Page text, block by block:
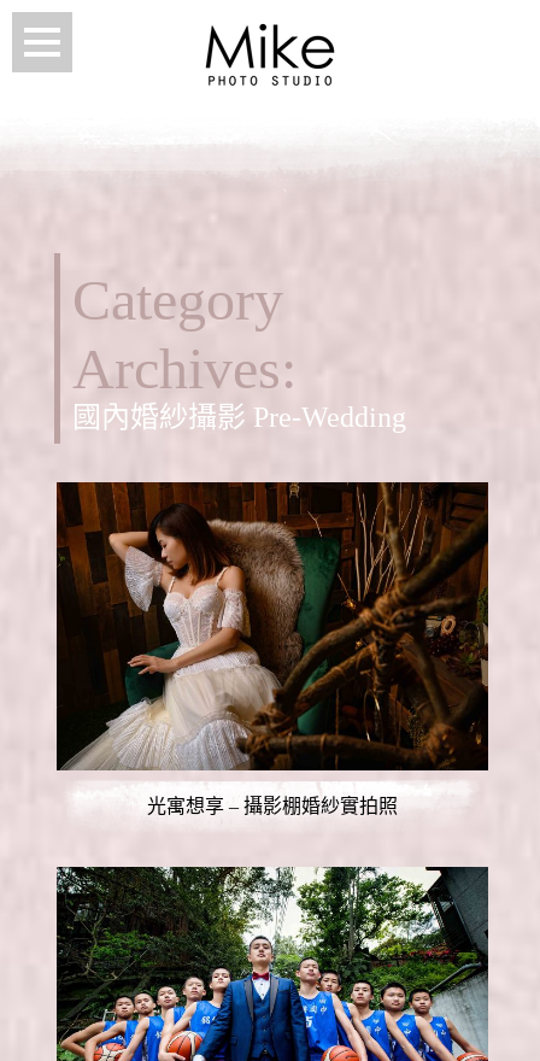
Category
Archives:
國內婚紗攝影 Pre-Wedding
光寓想享 – 攝影棚婚紗實拍照